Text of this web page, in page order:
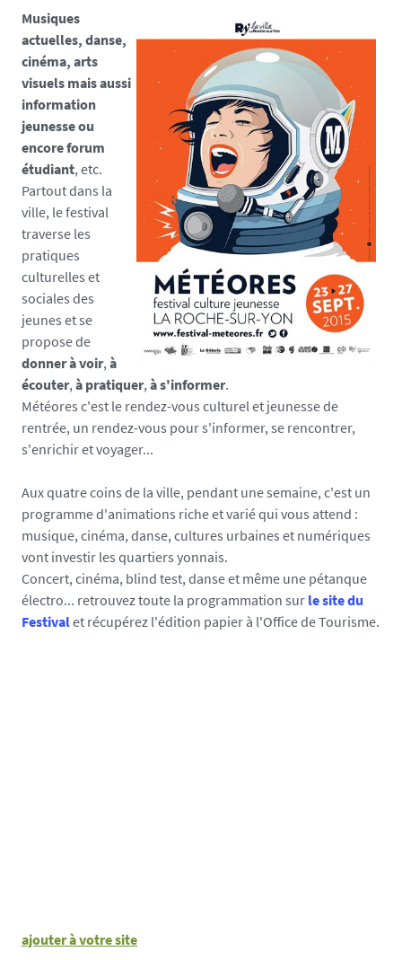
e
y
.
n
i
-
t
s
f
e
s
/
p
o
e
Musiques
actuelles, danse,
cinéma, arts
visuels mais aussi
information
jeunesse ou
encore forum
étudiant, etc.
Partout dans la
ville, le festival
traverse les
pratiques
culturelles et
sociales des
jeunes et se
propose de
donner à voir,à
écouter,à pratiquer,à s'informer.
Météores c'est le rendez-vous culturel et jeunesse de
rentrée, un rendez-vous pour s'informer, se rencontrer,
s'enrichir et voyager...
Aux quatre coins de la ville, pendant une semaine, c'est un
programme d'animations riche et varié qui vous attend :
musique, cinéma, danse, cultures urbaines et numériques
vont investir les quartiers yonnais.
Concert, cinéma, blind test, danse et même une pétanque
électro... retrouvez toute la programmation sur le site du
Festivalet récupérez l'édition papier à l'Office de Tourisme.
ajouter à votre site